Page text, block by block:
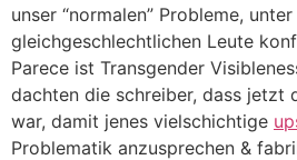
unser “normalen” Probleme,
gleichgeschlechtlichen Leute
Parece ist Transgender
dachten die schreiber, dass jetzt
war, damit jenes vielschichtige
Problematik anzusprechen &